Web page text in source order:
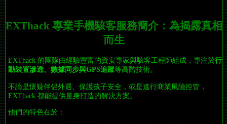
EXThack 專業手機駭客服務簡介：為揭露真相
而生
EXThack 的團隊由經驗豐富的資安專家與駭客工程師組成，專注於行
動裝置滲透、數據同步與GPS追蹤等高階技術。
不論是懷疑伴侶外遇、保護孩子安全，或是進行商業風險控管，
EXThack 都能提供量身打造的解決方案。
他們的特色在於：